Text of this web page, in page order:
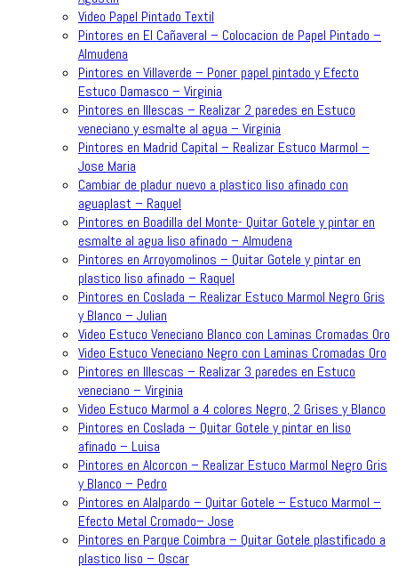
Video Papel Pintado Textil
Pintores en El Cañaveral – Colocacion de Papel Pintado –
Almudena
Pintores en Villaverde – Poner papel pintado y Efecto
Estuco Damasco – Virginia
Pintores en Illescas – Realizar 2 paredes en Estuco
veneciano y esmalte al agua – Virginia
Pintores en Madrid Capital – Realizar Estuco Marmol –
Jose Maria
Cambiar de pladur nuevo a plastico liso afinado con
aguaplast – Raquel
Pintores en Boadilla del Monte- Quitar Gotele y pintar en
esmalte al agua liso afinado – Almudena
Pintores en Arroyomolinos – Quitar Gotele y pintar en
plastico liso afinado – Raquel
Pintores en Coslada – Realizar Estuco Marmol Negro Gris
y Blanco – Julian
Video Estuco Veneciano Blanco con Laminas Cromadas Oro
Video Estuco Veneciano Negro con Laminas Cromadas Oro
Pintores en Illescas – Realizar 3 paredes en Estuco
veneciano – Virginia
Video Estuco Marmol a 4 colores Negro, 2 Grises y Blanco
Pintores en Coslada – Quitar Gotele y pintar en liso
afinado – Luisa
Pintores en Alcorcon – Realizar Estuco Marmol Negro Gris
y Blanco – Pedro
Pintores en Alalpardo – Quitar Gotele – Estuco Marmol –
Efecto Metal Cromado– Jose
Pintores en Parque Coimbra – Quitar Gotele plastificado a
plastico liso – Oscar